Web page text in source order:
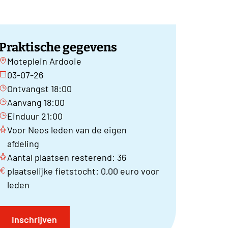
gegevens
Moteplein Ardooie
03-07-26
Ontvangst 18:00
Aanvang 18:00
Einduur 21:00
Voor Neos leden van de eigen
afdeling
Aantal plaatsen resterend: 36
plaatselijke fietstocht: 0,00 euro voor
leden
Inschrijven